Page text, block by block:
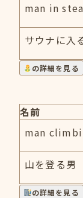
man in
サウナに入
の詳細を見る
名前
man
山を登る男
の詳細を見る